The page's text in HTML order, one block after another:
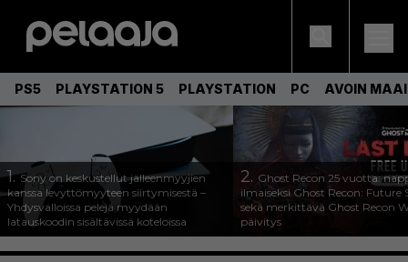
PS5 PLAYSTATION 5 PLAYSTATION PC AVOIN
1.Sony on keskustellut jälleenmyyjien
kanssa levyttömyyteen siirtymisestä –
Yhdysvalloissa pelejä myydään
latauskoodin sisältävissä koteloissa
2. Ghost Recon 25 vuotta:
ilmaiseksi Ghost Recon: Future
sekä merkittävä Ghost Recon
päivitys